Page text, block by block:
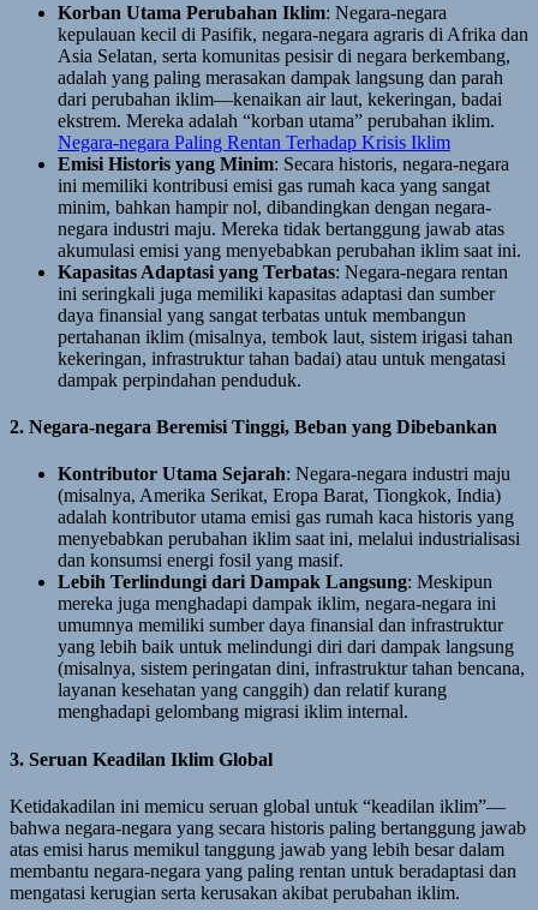
Korban Utama Perubahan Iklim: Negara-negara
kepulauan kecil di Pasifik, negara-negara agraris di Afrika dan
Asia Selatan, serta komunitas pesisir di negara berkembang,
adalah yang paling merasakan dampak langsung dan parah
dari perubahan iklim—kenaikan air laut, kekeringan, badai
ekstrem. Mereka adalah “korban utama” perubahan iklim.
Negara-negara Paling Rentan Terhadap Krisis Iklim
Emisi Historis yang Minim: Secara historis, negara-negara
ini memiliki kontribusi emisi gas rumah kaca yang sangat
minim, bahkan hampir nol, dibandingkan dengan negara-
negara industri maju. Mereka tidak bertanggung jawab atas
akumulasi emisi yang menyebabkan perubahan iklim saat ini.
Kapasitas Adaptasi yang Terbatas: Negara-negara rentan
ini seringkali juga memiliki kapasitas adaptasi dan sumber
daya finansial yang sangat terbatas untuk membangun
pertahanan iklim (misalnya, tembok laut, sistem irigasi tahan
kekeringan, infrastruktur tahan badai) atau untuk mengatasi
dampak perpindahan penduduk.
2. Negara-negara Beremisi Tinggi, Beban yang Dibebankan
Kontributor Utama Sejarah: Negara-negara industri maju
(misalnya, Amerika Serikat, Eropa Barat, Tiongkok, India)
adalah kontributor utama emisi gas rumah kaca historis yang
menyebabkan perubahan iklim saat ini, melalui industrialisasi
dan konsumsi energi fosil yang masif.
Lebih Terlindungi dari Dampak Langsung: Meskipun
mereka juga menghadapi dampak iklim, negara-negara ini
umumnya memiliki sumber daya finansial dan infrastruktur
yang lebih baik untuk melindungi diri dari dampak langsung
(misalnya, sistem peringatan dini, infrastruktur tahan bencana,
layanan kesehatan yang canggih) dan relatif kurang
menghadapi gelombang migrasi iklim internal.
3. Seruan Keadilan Iklim Global
Ketidakadilan ini memicu seruan global untuk “keadilan iklim”—
bahwa negara-negara yang secara historis paling bertanggung jawab
atas emisi harus memikul tanggung jawab yang lebih besar dalam
membantu negara-negara yang paling rentan untuk beradaptasi dan
mengatasi kerugian serta kerusakan akibat perubahan iklim.